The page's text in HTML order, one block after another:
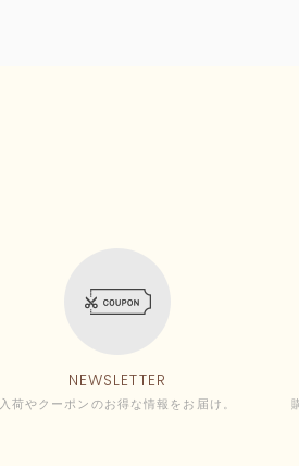
NEWSLETTER
入荷やクーポンのお得な情報をお届け。